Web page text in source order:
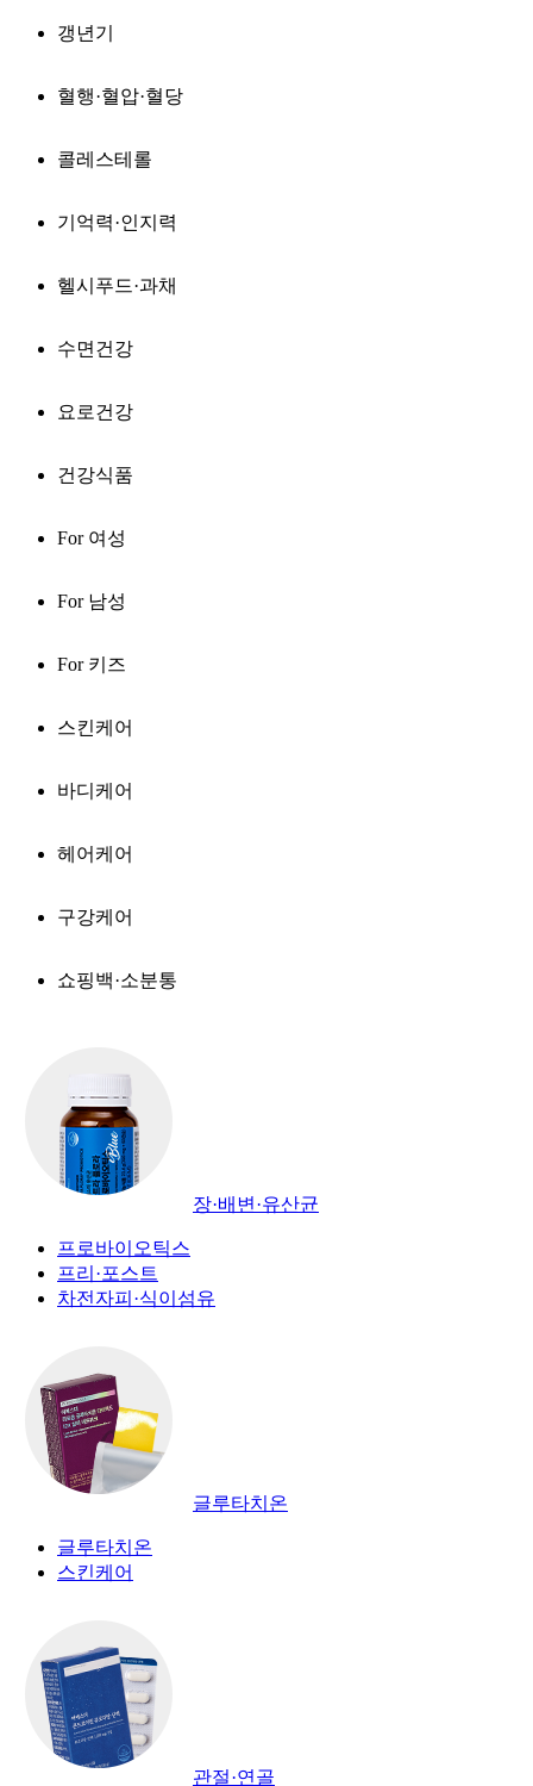
갱년기
혈행·혈압·혈당
콜레스테롤
기억력·인지력
헬시푸드·과채
수면건강
요로건강
건강식품
For 여성
For 남성
For 키즈
스킨케어
바디케어
헤어케어
구강케어
쇼핑백·소분통
장·배변·유산균
프로바이오틱스
프리·포스트
차전자피·식이섬유
글루타치온
글루타치온
스킨케어
관절·연골